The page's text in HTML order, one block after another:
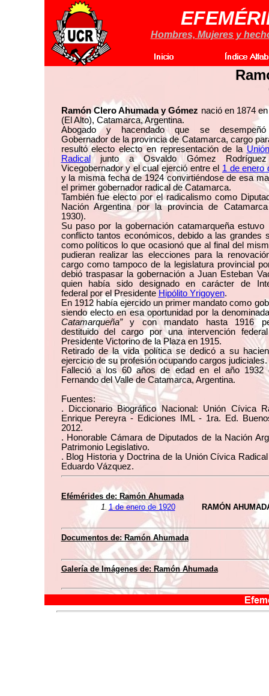
Hombres, Mujeres y
Ramón Clero Ahumada y Gómez nació en 1874
(El Alto), Catamarca, Argentina.
Abogado y hacendado que se
Gobernador de la provincia de Catamarca, cargo
resultó electo electo en representación de la
Radicaljunto a Osvaldo Gómez
Vicegobernador y el cual ejerció entre el 1 de enero
y la misma fecha de 1924 convirtiéndose de esa
el primer gobernador radical de Catamarca.
También fue electo por el radicalismo como
Nación Argentina por la provincia de
1930).
Su paso por la gobernación catamarqueña estuvo
conflicto tantos económicos, debido a las grandes
como políticos lo que ocasionó que al final del
pudieran realizar las elecciones para la
cargo como tampoco de la legislatura provincial
debió traspasar la gobernación a Juan Esteban
quien había sido designado en carácter de
federal por el Presidente Hipólito Yrigoyen.
En 1912 había ejercido un primer mandato como
siendo electo en esa oportunidad por la
Catamarqueña”y con mandato hasta 1916
destituido del cargo por una intervención
Presidente Victorino de la Plaza en 1915.
Retirado de la vida política se dedicó a su
ejercicio de su profesión ocupando cargos judiciales.
Falleció a los 60 años de edad en el año 1932
Fernando del Valle de Catamarca, Argentina.
Fuentes:
. Diccionario Biográfico Nacional: Unión Cívica
Enrique Pereyra - Ediciones IML - 1ra. Ed.
2012.
. Honorable Cámara de Diputados de la Nación
Patrimonio Legislativo.
. Blog Historia y Doctrina de la Unión Cívica
Eduardo Vázquez.
Efémérides de: Ramón Ahumada
1. 1 de enero de 1920 RAMÓN
Documentos de:Ramón Ahumada
Galería de Imágenes de: Ramón Ahumada